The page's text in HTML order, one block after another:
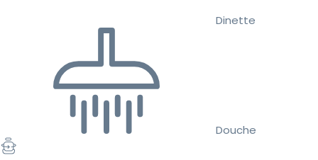
Dinette
Douche